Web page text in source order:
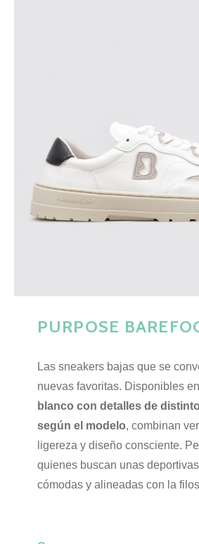
PURPOSE
Las sneakers bajas que se
nuevas favoritas. Disponibles en
blanco con detalles de
según el modelo, combinan
ligereza y diseño consciente.
quienes buscan unas
cómodas y alineadas con la